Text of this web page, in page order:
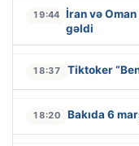
19:44 İran və Oman
gəldi
18:37 Tiktoker
18:20 Bakıda 6